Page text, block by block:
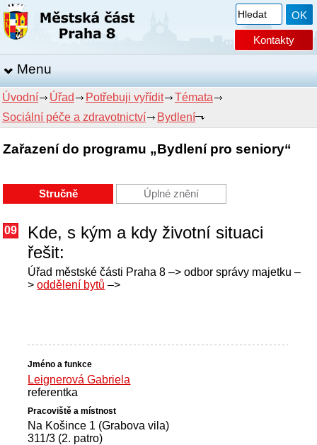
Kontakty
Menu
Úvodní Úřad Potřebuji vyřídit
Témata
Sociální péče a zdravotnictví
Bydlení
Zařazení do programu „Bydlení pro seniory“
Stručně Úplné znění
09
Kde, s kým a kdy životní situaci
řešit:
Úřad městské části Praha 8 –> odbor správy majetku –
>oddělení bytů –>
Leignerová Gabriela
referentka
Na Košince 1 (Grabova vila)
311/3 (2. patro)